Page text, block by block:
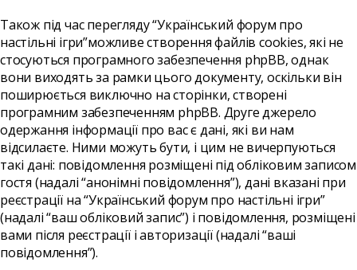
Також під час перегляду “Український форум про
настільні ігри”можливе створення файлів cookies, які не
стосуються програмного забезпечення phpBB, однак
вони виходять за рамки цього документу, оскільки він
поширюється виключно на сторінки, створені
програмним забезпеченням phpBB. Друге джерело
одержання інформації про вас є дані, які ви нам
відсилаєте. Ними можуть бути, і цим не вичерпуються
такі дані: повідомлення розміщені під обліковим записом
гостя (надалі “анонімні повідомлення”), дані вказані при
реєстрації на “Український форум про настільні ігри”
(надалі “ваш обліковий запис”) і повідомлення, розміщені
вами після реєстрації і авторизації (надалі “ваші
повідомлення”).